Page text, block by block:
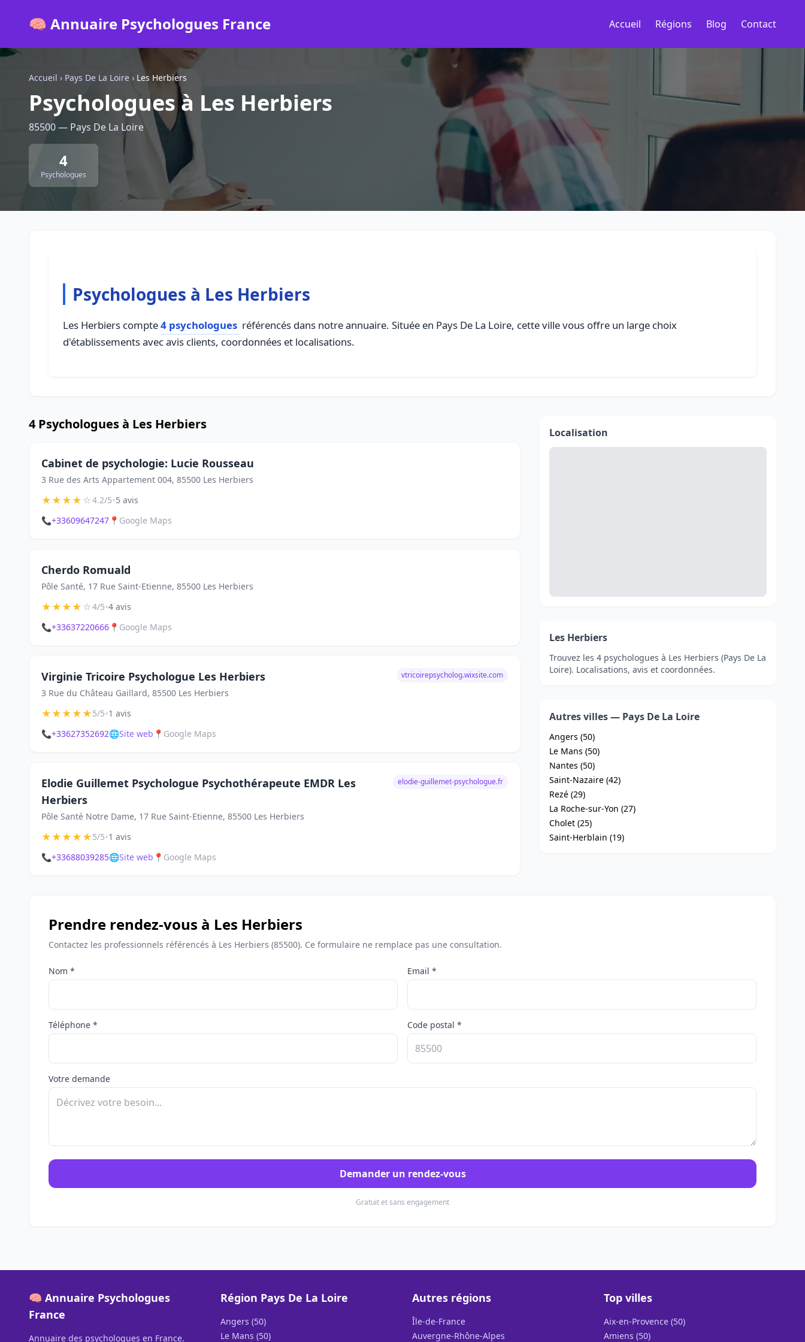
🧠 Annuaire Psychologues France Accueil Régions Blog Contact
Accueil › Pays De La Loire › Les Herbiers
Psychologues à Les Herbiers
85500 — Pays De La Loire
4
Psychologues
Psychologues à Les Herbiers
Les Herbiers compte4 psychologues référencés dans notre annuaire. Située en Pays De La Loire, cette ville vous offre un large choix
d'établissements avec avis clients, coordonnées et localisations.
4 Psychologues à Les Herbiers
Cabinet de psychologie: Lucie Rousseau
3 Rue des Arts Appartement 004, 85500 Les Herbiers
★★★★☆4.2/5•5 avis
📞+33609647247 📍 Google Maps
Cherdo Romuald
Pôle Santé, 17 Rue Saint-Etienne, 85500 Les Herbiers
★★★★☆4/5•4 avis
📞+33637220666 📍 Google Maps
Virginie Tricoire Psychologue Les Herbiers
3 Rue du Château Gaillard, 85500 Les Herbiers
vtricoirepsycholog.wixsite.com
★★★★★5/5•1 avis
📞+33627352692🌐Site web 📍 Google Maps
Elodie Guillemet Psychologue Psychothérapeute EMDR Les
Herbiers
Pôle Santé Notre Dame, 17 Rue Saint-Etienne, 85500 Les Herbiers
elodie-guillemet-psychologue.fr
★★★★★5/5•1 avis
📞+33688039285🌐Site web 📍 Google Maps
Localisation
Les Herbiers
Trouvez les 4 psychologues à Les Herbiers (Pays De La
Loire). Localisations, avis et coordonnées.
Autres villes — Pays De La Loire
Angers (50)
Le Mans (50)
Nantes (50)
Saint-Nazaire (42)
Rezé (29)
La Roche-sur-Yon (27)
Cholet (25)
Saint-Herblain (19)
Prendre rendez-vous à Les Herbiers
Contactez les professionnels référencés à Les Herbiers (85500). Ce formulaire ne remplace pas une consultation.
Nom * Email *
Téléphone * Code postal *
Votre demande
Demander un rendez-vous
Gratuit et sans engagement
🧠 Annuaire Psychologues
France
Annuaire des psychologues en France.
Région Pays De La Loire
Angers (50)
Le Mans (50)
Autres régions
Île-de-France
Auvergne-Rhône-Alpes
Top villes
Aix-en-Provence (50)
Amiens (50)